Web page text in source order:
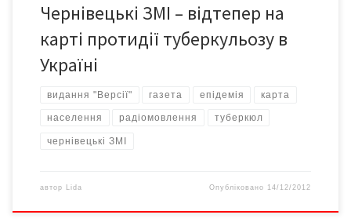
Чернівецькі ЗМІ – відтепер на
карті протидії туберкульозу в
Україні
видання "Версії" газета епідемія карта
населення радіомовлення туберкюл
чернівецькі ЗМІ
автор Lida Опубліковано 14/12/2012